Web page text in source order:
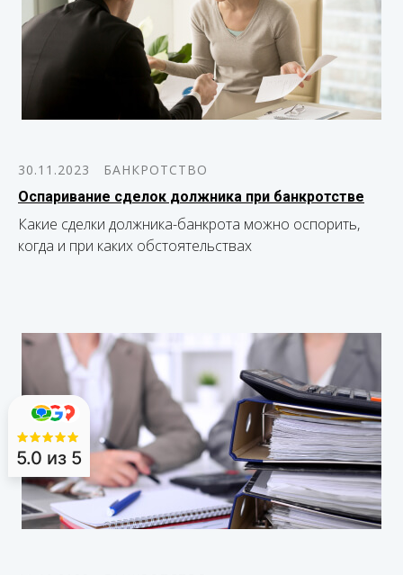
30.11.2023
БАНКРОТСТВО
Оспаривание сделок должника при банкротстве
Какие сделки должника-банкрота можно оспорить,
когда и при каких обстоятельствах
5.0 из 5